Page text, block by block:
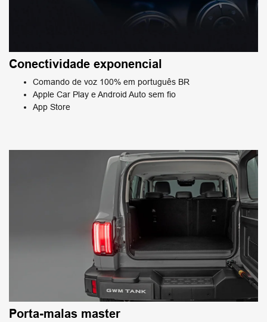
Conectividade exponencial
Comando de voz 100% em português BR
Apple Car Play e Android Auto sem fio
App Store
Porta-malas master